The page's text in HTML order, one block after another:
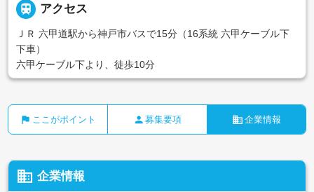
 アクセス
ＪＲ 六甲道駅から神戸市バスで15分（16系統 六甲ケーブル下
下車）
六甲ケーブル下より、徒歩10分
flag ここがポイント person 募集要項 business 企業情報
business 企業情報